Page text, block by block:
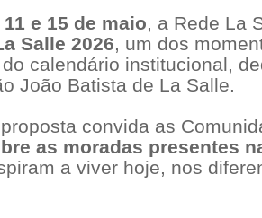
11 e 15 de maio, a Rede La
Salle 2026, um dos
calendário institucional,
João Batista de La Salle.
convida as
as moradas presentes
a viver hoje, nos